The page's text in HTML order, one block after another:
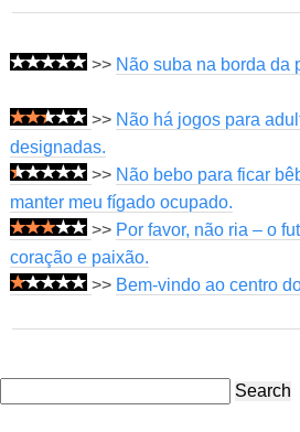
>> Não suba na borda da
>> Não há jogos para
designadas.
>> Não bebo para ficar
manter meu fígado ocupado.
>> Por favor, não ria – o
coração e paixão.
>> Bem-vindo ao centro
Search